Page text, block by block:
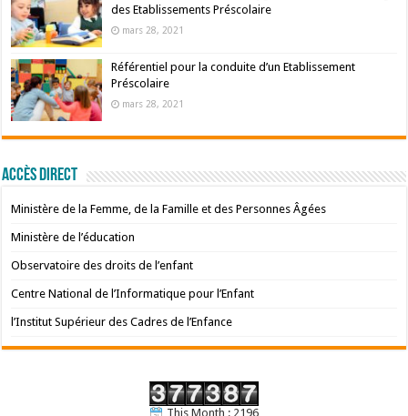
des Etablissements Préscolaire
mars 28, 2021
Référentiel pour la conduite d’un Etablissement
Préscolaire
mars 28, 2021
Accès Direct
Ministère de la Femme, de la Famille et des Personnes Âgées
Ministère de l’éducation
Observatoire des droits de l’enfant
Centre National de l’Informatique pour l’Enfant
l’Institut Supérieur des Cadres de l’Enfance
This Month : 2196